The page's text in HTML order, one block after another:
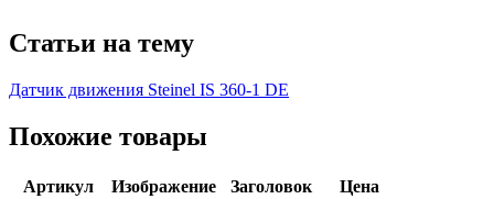
Статьи на тему
Датчик движения Steinel IS 360-1 DE
Похожие товары
Артикул Изображение Заголовок Цена